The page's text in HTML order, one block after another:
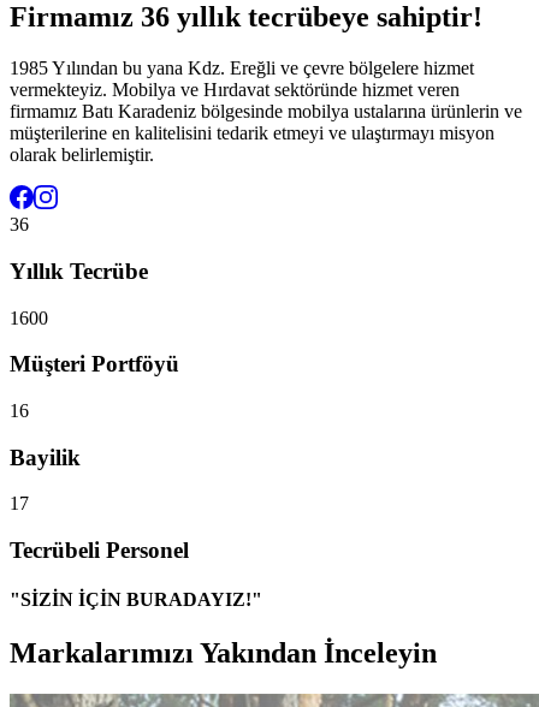
Firmamız 36 yıllık tecrübeye sahiptir!
1985 Yılından bu yana Kdz. Ereğli ve çevre bölgelere hizmet
vermekteyiz. Mobilya ve Hırdavat sektöründe hizmet veren
firmamız Batı Karadeniz bölgesinde mobilya ustalarına ürünlerin ve
müşterilerine en kalitelisini tedarik etmeyi ve ulaştırmayı misyon
olarak belirlemiştir.
36
Yıllık Tecrübe
1600
Müşteri Portföyü
16
Bayilik
17
Tecrübeli Personel
"SİZİN İÇİN BURADAYIZ!"
Markalarımızı Yakından İnceleyin